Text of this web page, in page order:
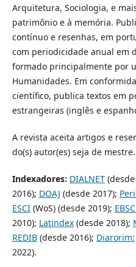
Arquitetura, Sociologia, e
patrimônio e à memória.
contínuo e resenhas, em
com periodicidade anual em
formado principalmente por
Humanidades. Em
científico, publica textos em
estrangeiras (inglês e
A revista aceita artigos e
do(s) autor(es) seja de mestre.
Indexadores: DIALNET(desde
2016); DOAJ (desde 2017);
ESCI(WoS) (desde 2019);
2010); Latindex(desde 2018);
REDIB(desde 2016); Diarorim:
2022).